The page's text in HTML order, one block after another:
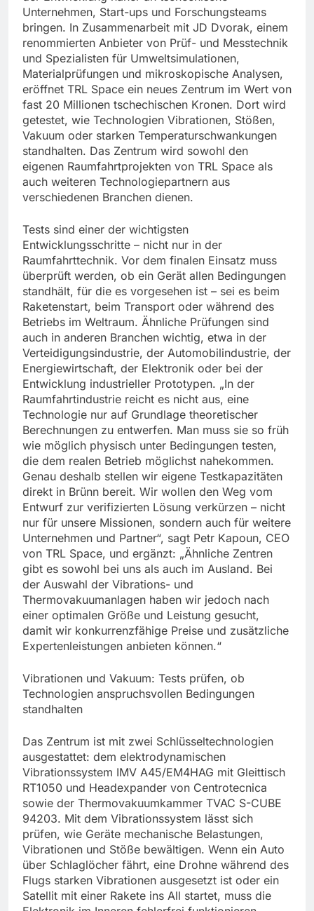
Unternehmen, Start-ups und Forschungsteams
bringen. In Zusammenarbeit mit JD Dvorak, einem
renommierten Anbieter von Prüf- und Messtechnik
und Spezialisten für Umweltsimulationen,
Materialprüfungen und mikroskopische Analysen,
eröffnet TRL Space ein neues Zentrum im Wert von
fast 20 Millionen tschechischen Kronen. Dort wird
getestet, wie Technologien Vibrationen, Stößen,
Vakuum oder starken Temperaturschwankungen
standhalten. Das Zentrum wird sowohl den
eigenen Raumfahrtprojekten von TRL Space als
auch weiteren Technologiepartnern aus
verschiedenen Branchen dienen.
Tests sind einer der wichtigsten
Entwicklungsschritte – nicht nur in der
Raumfahrttechnik. Vor dem finalen Einsatz muss
überprüft werden, ob ein Gerät allen Bedingungen
standhält, für die es vorgesehen ist – sei es beim
Raketenstart, beim Transport oder während des
Betriebs im Weltraum. Ähnliche Prüfungen sind
auch in anderen Branchen wichtig, etwa in der
Verteidigungsindustrie, der Automobilindustrie, der
Energiewirtschaft, der Elektronik oder bei der
Entwicklung industrieller Prototypen. „In der
Raumfahrtindustrie reicht es nicht aus, eine
Technologie nur auf Grundlage theoretischer
Berechnungen zu entwerfen. Man muss sie so früh
wie möglich physisch unter Bedingungen testen,
die dem realen Betrieb möglichst nahekommen.
Genau deshalb stellen wir eigene Testkapazitäten
direkt in Brünn bereit. Wir wollen den Weg vom
Entwurf zur verifizierten Lösung verkürzen – nicht
nur für unsere Missionen, sondern auch für weitere
Unternehmen und Partner“, sagt Petr Kapoun, CEO
von TRL Space, und ergänzt: „Ähnliche Zentren
gibt es sowohl bei uns als auch im Ausland. Bei
der Auswahl der Vibrations- und
Thermovakuumanlagen haben wir jedoch nach
einer optimalen Größe und Leistung gesucht,
damit wir konkurrenzfähige Preise und zusätzliche
Expertenleistungen anbieten können.“
Vibrationen und Vakuum: Tests prüfen, ob
Technologien anspruchsvollen Bedingungen
standhalten
Das Zentrum ist mit zwei Schlüsseltechnologien
ausgestattet: dem elektrodynamischen
Vibrationssystem IMV A45/EM4HAG mit Gleittisch
RT1050 und Headexpander von Centrotecnica
sowie der Thermovakuumkammer TVAC S-CUBE
94203. Mit dem Vibrationssystem lässt sich
prüfen, wie Geräte mechanische Belastungen,
Vibrationen und Stöße bewältigen. Wenn ein Auto
über Schlaglöcher fährt, eine Drohne während des
Flugs starken Vibrationen ausgesetzt ist oder ein
Satellit mit einer Rakete ins All startet, muss die